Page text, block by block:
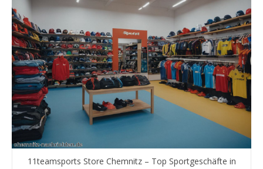
11teamsports Store Chemnitz – Top Sportgeschäfte in